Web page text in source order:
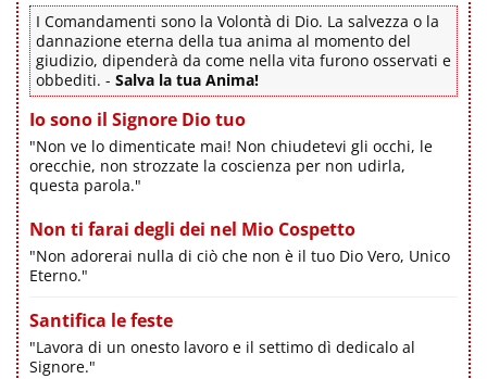
I Comandamenti sono la Volontà di Dio. La salvezza o la
dannazione eterna della tua anima al momento del
giudizio, dipenderà da come nella vita furono osservati e
obbediti. - Salva la tua Anima!
Io sono il Signore Dio tuo
"Non ve lo dimenticate mai! Non chiudetevi gli occhi, le
orecchie, non strozzate la coscienza per non udirla,
questa parola."
Non ti farai degli dei nel Mio Cospetto
"Non adorerai nulla di ciò che non è il tuo Dio Vero, Unico
Eterno."
Santifica le feste
"Lavora di un onesto lavoro e il settimo dì dedicalo al
Signore."